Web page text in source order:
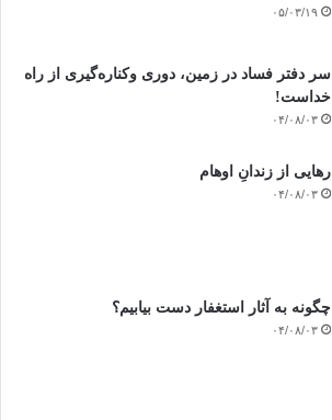
۰۵/۰۳/۱۹
سر دفتر فساد در زمین‌، دوری وکناره‌گیری از راه
خداست‌!
۰۴/۰۸/۰۳
رهایی از زندانِ اوهام
۰۴/۰۸/۰۳
چگونه به آثار استغفار دست بیابیم؟
۰۴/۰۸/۰۳